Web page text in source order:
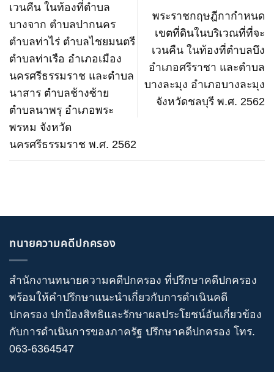
เวนคืน ในท้องที่ตำบล
บางจาก ตำบลปากนคร
ตำบลท่าไร่ ตำบลไชยมนตรี
ตำบลท่าเรือ อำเภอเมือง
นครศรีธรรมราช และตำบล
นาสาร ตำบลช้างซ้าย
ตำบลนาพรุ อำเภอพระ
พรหม จังหวัด
นครศรีธรรมราช พ.ศ. 2562
พระราชกฤษฎีกากำหนด
เขตที่ดินในบริเวณที่ที่จะ
เวนคืน ในท้องที่ตำบลบึง
อำเภอศรีราชา และตำบล
บางละมุง อำเภอบางละมุง
จังหวัดชลบุรี พ.ศ. 2562
ทนายความคดีปกครอง
สำนักงานทนายความคดีปกครอง ที่ปรึกษาคดีปกครอง
พร้อมให้คำปรึกษาแนะนำเกี่ยวกับการดำเนินคดี
ปกครอง ปกป้องสิทธิและรักษาผลประโยชน์อันเกี่ยวข้อง
กับการดำเนินการของภาครัฐ ปรึกษาคดีปกครอง โทร.
063-6364547